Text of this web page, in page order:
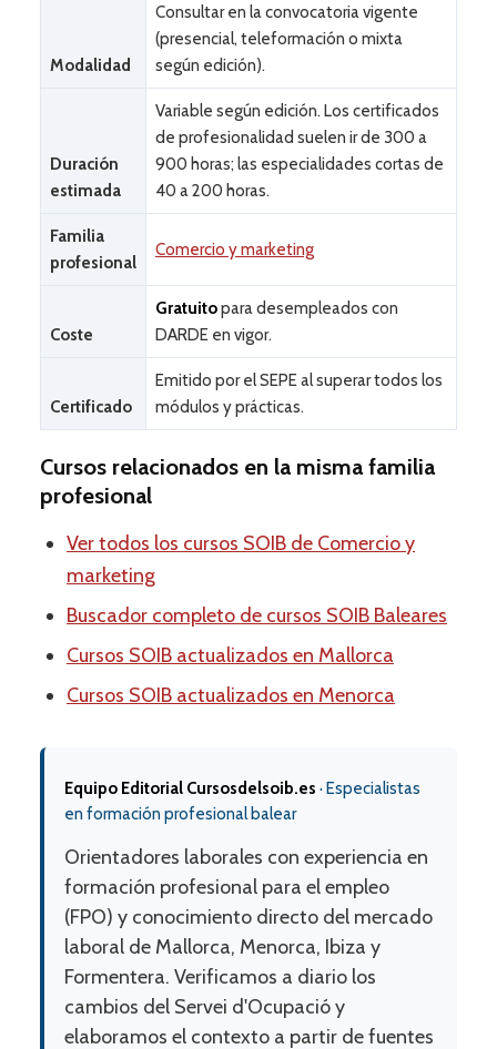
Modalidad
Consultar en la convocatoria vigente
(presencial, teleformación o mixta
según edición).
Duración
estimada
Variable según edición. Los certificados
de profesionalidad suelen ir de 300 a
900 horas; las especialidades cortas de
40 a 200 horas.
Familia
profesional
Comercio y marketing
Coste
Gratuitopara desempleados con
DARDE en vigor.
Certificado
Emitido por el SEPE al superar todos los
módulos y prácticas.
Cursos relacionados en la misma familia
profesional
Ver todos los cursos SOIB de Comercio y
marketing
Buscador completo de cursos SOIB Baleares
Cursos SOIB actualizados en Mallorca
Cursos SOIB actualizados en Menorca
Equipo Editorial Cursosdelsoib.es ·Especialistas
en formación profesional balear
Orientadores laborales con experiencia en
formación profesional para el empleo
(FPO) y conocimiento directo del mercado
laboral de Mallorca, Menorca, Ibiza y
Formentera. Verificamos a diario los
cambios del Servei d'Ocupació y
elaboramos el contexto a partir de fuentes